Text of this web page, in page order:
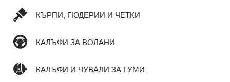
КЪРПИ, ГЮДЕРИИ И ЧЕТКИ
КАЛЪФИ ЗА ВОЛАНИ
КАЛЪФИ И ЧУВАЛИ ЗА ГУМИ